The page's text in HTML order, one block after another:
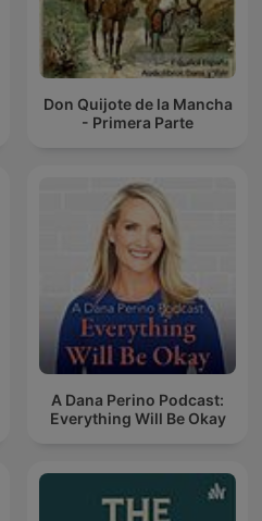
Don Quijote de la Mancha
- Primera Parte
A Dana Perino Podcast:
Everything Will Be Okay